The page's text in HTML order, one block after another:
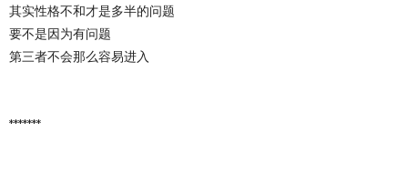
其实性格不和才是多半的问题
要不是因为有问题
第三者不会那么容易进入
*******